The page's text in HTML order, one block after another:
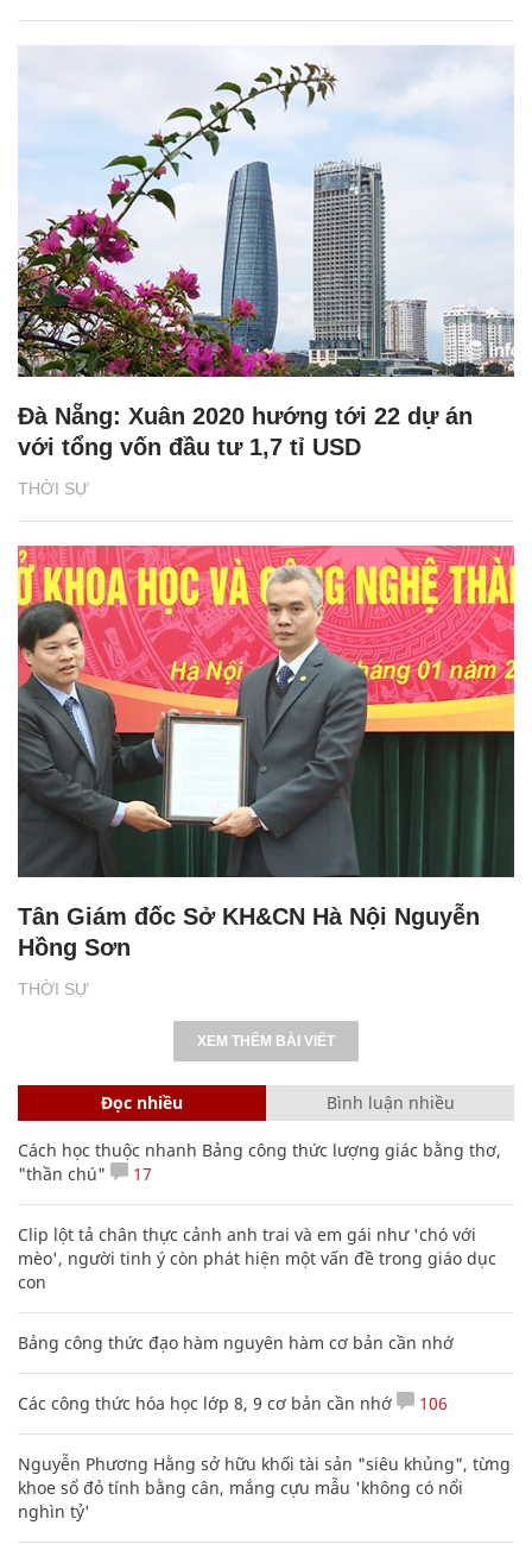
THỜI SỰ
Đà Nẵng: Xuân 2020 hướng tới 22 dự án
với tổng vốn đầu tư 1,7 tỉ USD
THỜI SỰ
Tân Giám đốc Sở KH&CN Hà Nội Nguyễn
Hồng Sơn
XEM THÊM BÀI VIẾT
Đọc nhiều Bình luận nhiều
Cách học thuộc nhanh Bảng công thức lượng giác bằng thơ,
"thần chú"
17
Clip lột tả chân thực cảnh anh trai và em gái như 'chó với
mèo', người tinh ý còn phát hiện một vấn đề trong giáo dục
con
Bảng công thức đạo hàm nguyên hàm cơ bản cần nhớ
Các công thức hóa học lớp 8, 9 cơ bản cần nhớ 106
Nguyễn Phương Hằng sở hữu khối tài sản "siêu khủng", từng
khoe sổ đỏ tính bằng cân, mắng cựu mẫu 'không có nổi
nghìn tỷ'